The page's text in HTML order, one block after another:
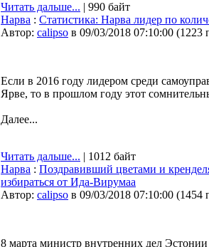
Читать дальше... | 990 байт
Нарва : Статистика: Нарва лидер по
Автор: calipso в 09/03/2018 07:10:00 (1223
Если в 2016 году лидером среди
Ярве, то в прошлом году этот
Далее...
Читать дальше... | 1012 байт
Нарва : Поздравивший цветами и
избираться от Ида-Вирумаа
Автор: calipso в 09/03/2018 07:10:00 (1454
8 марта министр внутренних дел